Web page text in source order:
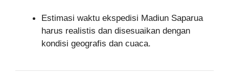
Estimasi waktu ekspedisi Madiun Saparua
harus realistis dan disesuaikan dengan
kondisi geografis dan cuaca.